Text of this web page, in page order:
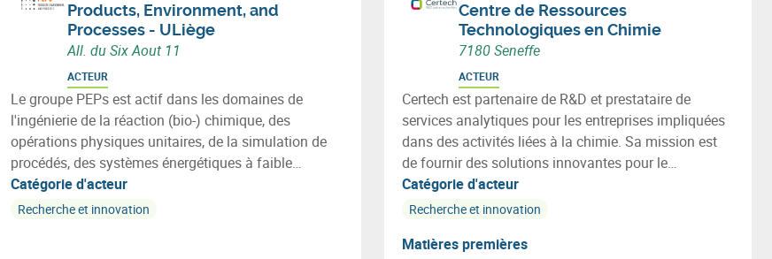
Products, Environment, and
Processes - ULiège
All. du Six Aout 11
ACTEUR
Le groupe PEPs est actif dans les domaines de
l'ingénierie de la réaction (bio-) chimique, des
opérations physiques unitaires, de la simulation de
procédés, des systèmes énergétiques à faible
émission de carbone et du développement durable.
Cela inclut la maitrise des concepts fondamentaux
Catégorie d'acteur
Recherche et innovation
Centre de Ressources
Technologiques en Chimie
7180 Seneffe
ACTEUR
Certech est partenaire de R&D et prestataire de
services analytiques pour les entreprises impliquées
dans des activités liées à la chimie. Sa mission est
de fournir des solutions innovantes pour le
développement de produits/procédés, pour répondre
aux besoins industriels dans une logique d’économie
Catégorie d'acteur
Recherche et innovation
Matières premières